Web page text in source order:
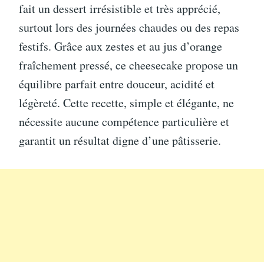
fait un dessert irrésistible et très apprécié,
surtout lors des journées chaudes ou des repas
festifs. Grâce aux zestes et au jus d’orange
fraîchement pressé, ce cheesecake propose un
équilibre parfait entre douceur, acidité et
légèreté. Cette recette, simple et élégante, ne
nécessite aucune compétence particulière et
garantit un résultat digne d’une pâtisserie.